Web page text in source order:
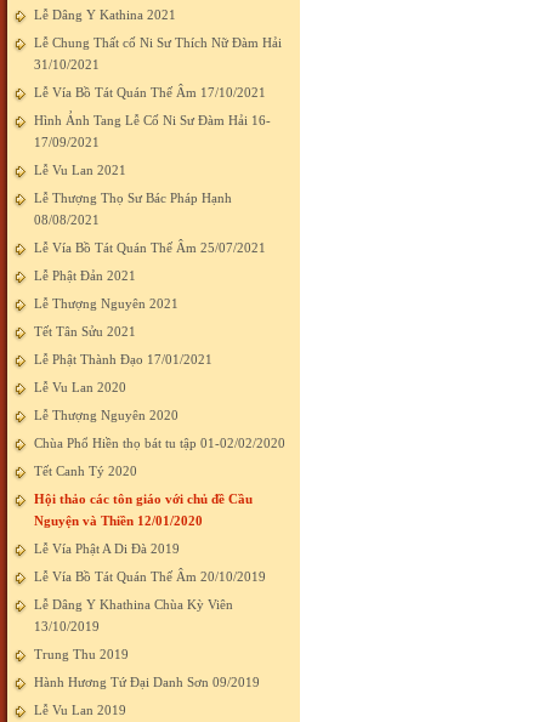
Lễ Dâng Y Kathina 2021
Lễ Chung Thất cố Ni Sư Thích Nữ Đàm Hải
31/10/2021
Lễ Vía Bồ Tát Quán Thế Âm 17/10/2021
Hình Ảnh Tang Lễ Cố Ni Sư Đàm Hải 16-
17/09/2021
Lễ Vu Lan 2021
Lễ Thượng Thọ Sư Bác Pháp Hạnh
08/08/2021
Lễ Vía Bồ Tát Quán Thế Âm 25/07/2021
Lễ Phật Đản 2021
Lễ Thượng Nguyên 2021
Tết Tân Sửu 2021
Lễ Phật Thành Đạo 17/01/2021
Lễ Vu Lan 2020
Lễ Thượng Nguyên 2020
Chùa Phổ Hiền thọ bát tu tập 01-02/02/2020
Tết Canh Tý 2020
Hội thảo các tôn giáo với chủ đề Cầu
Nguyện và Thiền 12/01/2020
Lễ Vía Phật A Di Đà 2019
Lễ Vía Bồ Tát Quán Thế Âm 20/10/2019
Lễ Dâng Y Khathina Chùa Kỳ Viên
13/10/2019
Trung Thu 2019
Hành Hương Tứ Đại Danh Sơn 09/2019
Lễ Vu Lan 2019